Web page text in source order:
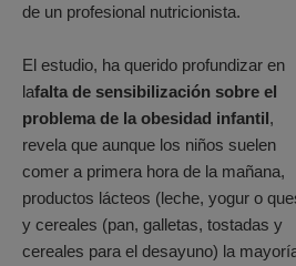
de un profesional nutricionista.
El estudio, ha querido profundizar en
lafalta de sensibilización sobre el
problema de la obesidad infantil,
revela que aunque los niños suelen
comer a primera hora de la mañana,
productos lácteos (leche, yogur o
y cereales (pan, galletas, tostadas y
cereales para el desayuno) la